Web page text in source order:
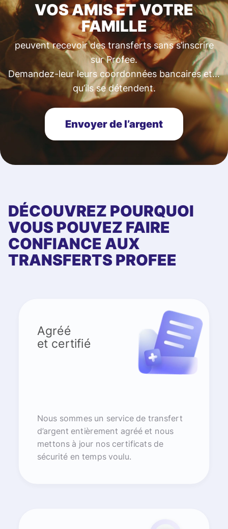
VOS AMIS ET VOTRE
FAMILLE
peuvent recevoir des transferts sans s’inscrire
sur Profee.
Demandez-leur leurs coordonnées bancaires et…
qu’ils se détendent.
Envoyer de l’argent
DÉCOUVREZ POURQUOI
VOUS POUVEZ FAIRE
CONFIANCE AUX
TRANSFERTS PROFEE
Agréé
et certifié
Nous sommes un service de transfert
d’argent entièrement agréé et nous
mettons à jour nos certificats de
sécurité en temps voulu.